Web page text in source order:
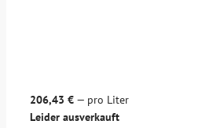
206,43 € — pro Liter
Leider ausverkauft